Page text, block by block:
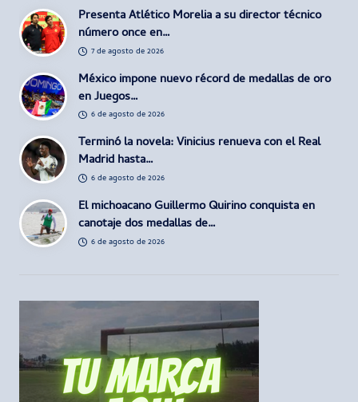
Presenta Atlético Morelia a su director técnico
número once en…
7 de agosto de 2026
México impone nuevo récord de medallas de oro
en Juegos…
6 de agosto de 2026
Terminó la novela: Vinicius renueva con el Real
Madrid hasta…
6 de agosto de 2026
El michoacano Guillermo Quirino conquista en
canotaje dos medallas de…
6 de agosto de 2026